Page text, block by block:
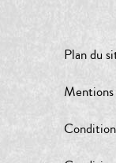
Plan du
Mentions